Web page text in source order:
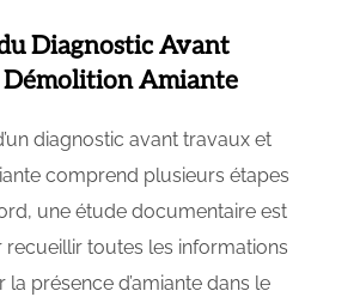
Diagnostic Avant
Amiante
diagnostic avant travaux et
comprend plusieurs étapes
une étude documentaire est
toutes les informations
présence d’amiante dans le